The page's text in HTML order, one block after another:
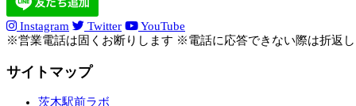
Instagram Twitter
YouTube
※営業電話は固くお断りします ※電話に応答できない際は折返
サイトマップ
茨木駅前ラボ